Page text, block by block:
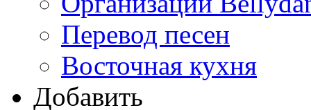
Перевод песен
Восточная кухня
Добавить